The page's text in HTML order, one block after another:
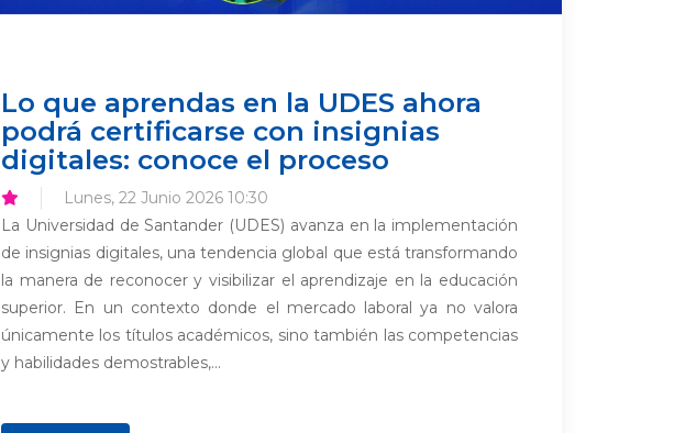
Lo que aprendas en la UDES ahora
podrá certificarse con insignias
digitales: conoce el proceso
Lunes, 22 Junio 2026 10:30
La Universidad de Santander (UDES) avanza en la implementación
de insignias digitales, una tendencia global que está transformando
la manera de reconocer y visibilizar el aprendizaje en la educación
superior. En un contexto donde el mercado laboral ya no valora
únicamente los títulos académicos, sino también las competencias
y habilidades demostrables,...